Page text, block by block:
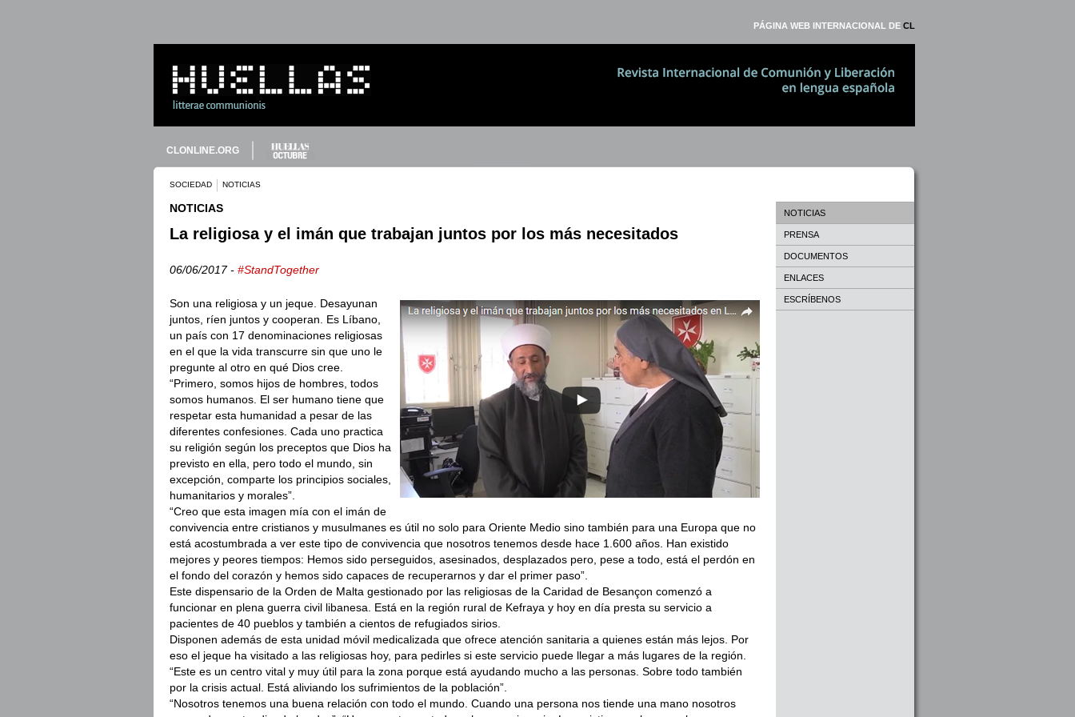
PÁGINA WEB INTERNACIONAL DE CL
CLONLINE.ORG
SOCIEDAD NOTICIAS
NOTICIAS
La religiosa y el imán que trabajan juntos por los más necesitados
06/06/2017 - #StandTogether
Son una religiosa y un jeque. Desayunan
juntos, ríen juntos y cooperan. Es Líbano,
un país con 17 denominaciones religiosas
en el que la vida transcurre sin que uno le
pregunte al otro en qué Dios cree.
“Primero, somos hijos de hombres, todos
somos humanos. El ser humano tiene que
respetar esta humanidad a pesar de las
diferentes confesiones. Cada uno practica
su religión según los preceptos que Dios ha
previsto en ella, pero todo el mundo, sin
excepción, comparte los principios sociales,
humanitarios y morales”.
“Creo que esta imagen mía con el imán de
convivencia entre cristianos y musulmanes es útil no solo para Oriente Medio sino también para una Europa que no
está acostumbrada a ver este tipo de convivencia que nosotros tenemos desde hace 1.600 años. Han existido
mejores y peores tiempos: Hemos sido perseguidos, asesinados, desplazados pero, pese a todo, está el perdón en
el fondo del corazón y hemos sido capaces de recuperarnos y dar el primer paso”.
Este dispensario de la Orden de Malta gestionado por las religiosas de la Caridad de Besançon comenzó a
funcionar en plena guerra civil libanesa. Está en la región rural de Kefraya y hoy en día presta su servicio a
pacientes de 40 pueblos y también a cientos de refugiados sirios.
Disponen además de esta unidad móvil medicalizada que ofrece atención sanitaria a quienes están más lejos. Por
eso el jeque ha visitado a las religiosas hoy, para pedirles si este servicio puede llegar a más lugares de la región.
“Este es un centro vital y muy útil para la zona porque está ayudando mucho a las personas. Sobre todo también
por la crisis actual. Está aliviando los sufrimientos de la población”.
“Nosotros tenemos una buena relación con todo el mundo. Cuando una persona nos tiende una mano nosotros
NOTICIAS
PRENSA
DOCUMENTOS
ENLACES
ESCRÍBENOS